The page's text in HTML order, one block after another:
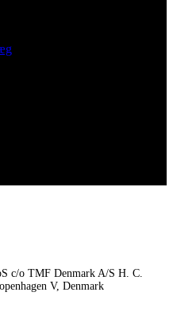
c/o TMF Denmark A/S H. C.
V, Denmark